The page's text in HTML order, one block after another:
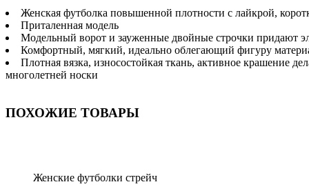
Женская футболка повышенной плотности с лайкрой,
Приталенная модель
Модельный ворот и зауженные двойные строчки придают
Комфортный, мягкий, идеально облегающий фигуру
Плотная вязка, износостойкая ткань, активное крашение
многолетней носки
ПОХОЖИЕ ТОВАРЫ
Женские футболки стрейч